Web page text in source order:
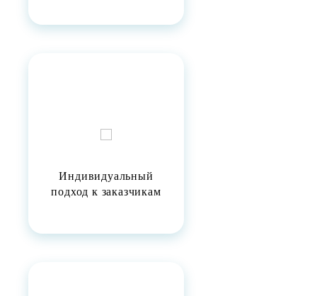
Индивидуальный
подход к заказчикам